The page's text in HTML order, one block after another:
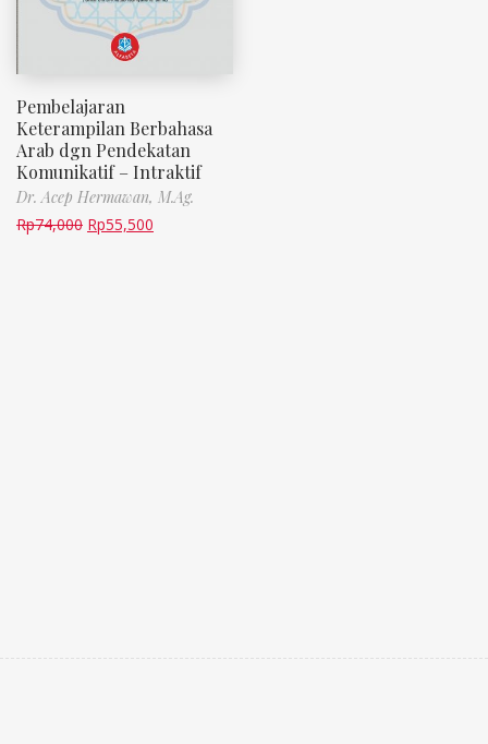
Pembelajaran
Keterampilan Berbahasa
Arab dgn Pendekatan
Komunikatif – Intraktif
Dr. Acep Hermawan, M.Ag.
Rp74,000 Rp55,500